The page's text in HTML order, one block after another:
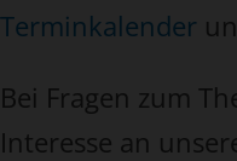
Terminkalender
Bei Fragen zum
Interesse an